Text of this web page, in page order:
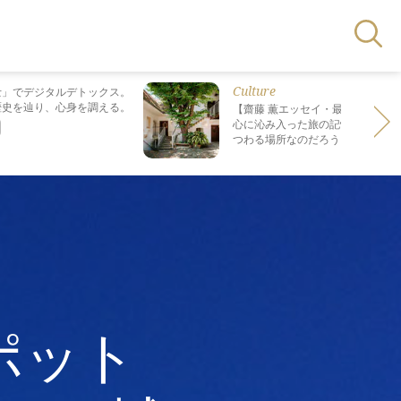
でデジタルデトックス。
を辿り、心身を調える。
Culture
【齋藤 薫エッセイ・最終回】 最
心に沁み入った旅の記憶は なぜ“死
つわる場所なのだろう？
ト